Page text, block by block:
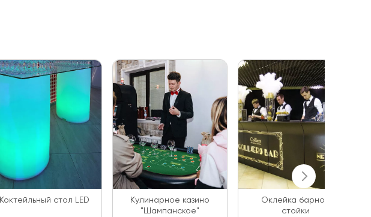
Коктейльный стол LED
Кулинарное казино
"Шампанское"
Оклейка барной
стойки